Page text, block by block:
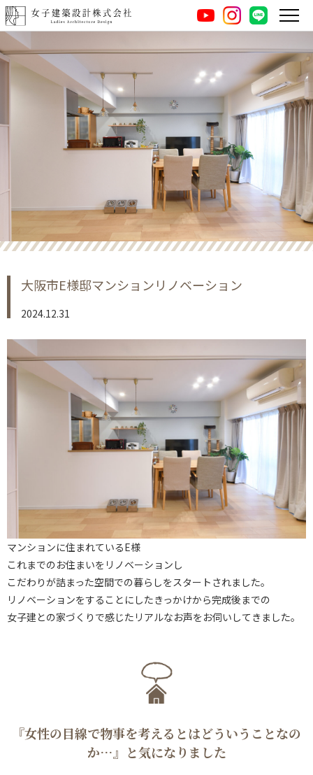
youtube instagram LINE
大阪市E様邸マンションリノベーション
2024.12.31
マンションに住まれているE様
これまでのお住まいをリノベーションし
こだわりが詰まった空間での暮らしをスタートされました。
リノベーションをすることにしたきっかけから完成後までの
女子建との家づくりで感じたリアルなお声をお伺いしてきました。
『女性の目線で物事を考えるとはどういうことなの
か…』と気になりました